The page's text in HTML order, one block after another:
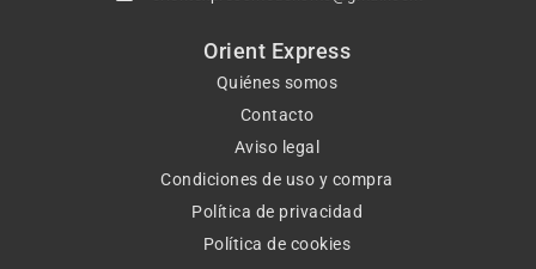
Orient Express
Quiénes somos
Contacto
Aviso legal
Condiciones de uso y compra
Política de privacidad
Política de cookies